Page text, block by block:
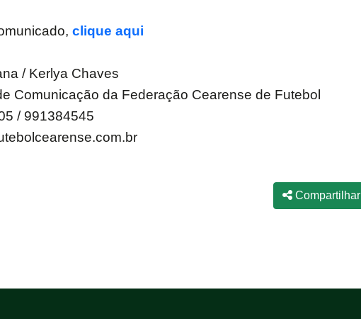
clique aqui
/ Kerlya Chaves
Comunicação da Federação Cearense de Futebol
/ 991384545
Compartilhar